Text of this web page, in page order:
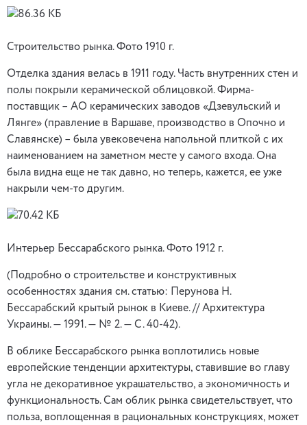
Строительство рынка. Фото 1910 г.
Отделка здания велась в 1911 году. Часть внутренних стен и
полы покрыли керамической облицовкой. Фирма-
поставщик – АО керамических заводов «Дзевульский и
Лянге» (правление в Варшаве, производство в Опочно и
Славянске) – была увековечена напольной плиткой с их
наименованием на заметном месте у самого входа. Она
была видна еще не так давно, но теперь, кажется, ее уже
накрыли чем-то другим.
Интерьер Бессарабского рынка. Фото 1912 г.
(Подробно о строительстве и конструктивных
особенностях здания см. статью: Перунова Н.
Бессарабский крытый рынок в Киеве. // Архитектура
Украины. — 1991. — № 2. — С. 40-42).
В облике Бессарабского рынка воплотились новые
европейские тенденции архитектуры, ставившие во главу
угла не декоративное украшательство, а экономичность и
функциональность. Сам облик рынка свидетельствует, что
польза, воплощенная в рациональных конструкциях, может